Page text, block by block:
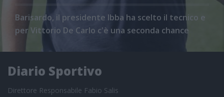
Barisardo, il presidente Ibba ha scelto il tecnico e
per Vittorio De Carlo c'è una seconda chance
Diario Sportivo
Direttore Responsabile Fabio Salis